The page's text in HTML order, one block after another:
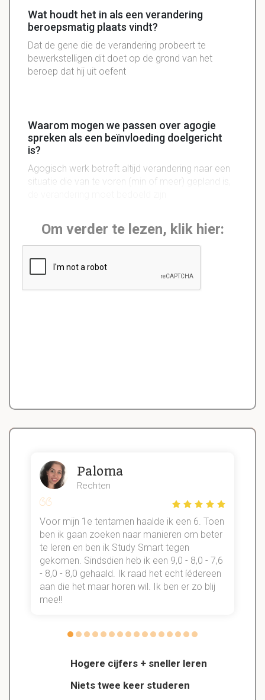
Wat houdt het in als een verandering
beroepsmatig plaats vindt?
Dat de gene die de verandering probeert te
bewerkstelligen dit doet op de grond van het
beroep dat hij uit oefent
Waarom mogen we passen over agogie
spreken als een beïnvloeding doelgericht
is?
Agogisch werk betreft altijd verandering naar een
situatie die van te voren (min of meer) gepland is,
Om verder te lezen, klik hier:
Hogere cijfers + sneller leren
Niets twee keer studeren
Paloma
Rechten
Voor mijn 1e tentamen haalde ik een 6. Toen
ben ik gaan zoeken naar manieren om beter
te leren en ben ik Study Smart tegen
gekomen. Sindsdien heb ik een 9,0 - 8,0 - 7,6
- 8,0 - 8,0 gehaald. Ik raad het echt íédereen
aan die het maar horen wil. Ik ben er zo blij
mee!!